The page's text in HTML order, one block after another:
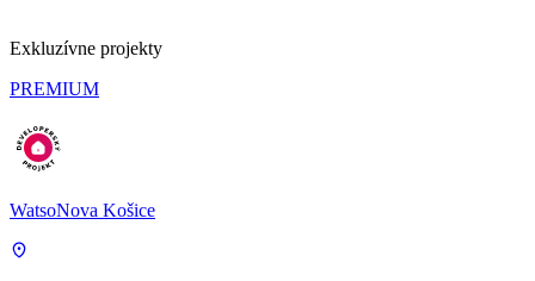
Exkluzívne projekty
PREMIUM
WatsoNova Košice